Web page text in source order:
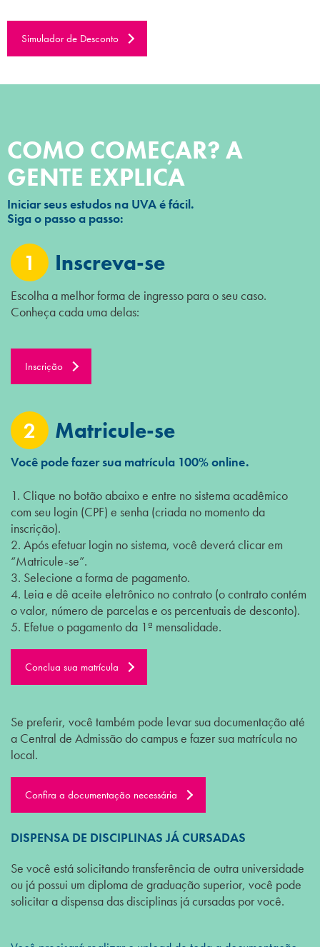
Simulador de Desconto
COMO COMEÇAR? A
GENTE EXPLICA
Iniciar seus estudos na UVA é fácil.
Siga o passo a passo:
1 Inscreva-se
Escolha a melhor forma de ingresso para o seu caso.
Conheça cada uma delas:
Inscrição
2 Matricule-se
Você pode fazer sua matrícula 100% online.
1. Clique no botão abaixo e entre no sistema acadêmico
com seu login (CPF) e senha (criada no momento da
inscrição).
2. Após efetuar login no sistema, você deverá clicar em
“Matricule-se”.
3. Selecione a forma de pagamento.
4. Leia e dê aceite eletrônico no contrato (o contrato contém
o valor, número de parcelas e os percentuais de desconto).
5. Efetue o pagamento da 1ª mensalidade.
Conclua sua matrícula
Se preferir, você também pode levar sua documentação até
a Central de Admissão do campus e fazer sua matrícula no
local.
Confira a documentação necessária
DISPENSA DE DISCIPLINAS JÁ CURSADAS
Se você está solicitando transferência de outra universidade
ou já possui um diploma de graduação superior, você pode
solicitar a dispensa das disciplinas já cursadas por você.